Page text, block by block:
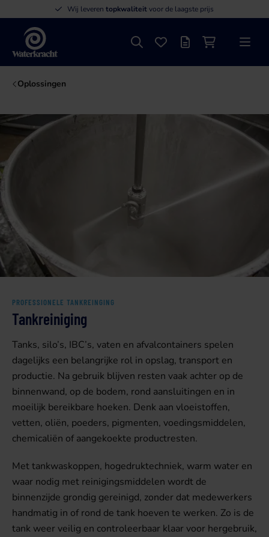
Wij leveren topkwaliteitvoor de laagste prijs
Waterkracht
ZoekenFavorieten
OffertelijstWinkelwagen
Menu
Oplossingen
PROFESSIONELE TANKREINGING
Tankreiniging
Tanks, silo’s, IBC’s, vaten en afvalcontainers spelen
dagelijks een belangrijke rol in opslag, transport en
productie. Na gebruik blijven resten vaak achter op de
binnenwand, op de bodem, rond aansluitingen en in
moeilijk bereikbare hoeken. Denk aan vloeistoffen,
vetten, oliën, poeders, pigmenten, voedingsmiddelen,
chemicaliën of aangekoekte productresten.
Met tankwaskoppen, hogedruktechniek, warm water en
waar nodig met reinigingsmiddelen wordt de
binnenzijde grondig gereinigd, zonder dat medewerkers
handmatig in of rond de tank hoeven te werken. Zo is de
tank weer veilig en controleerbaar klaar voor hergebruik,